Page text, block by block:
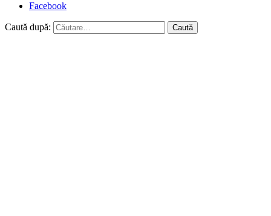
Facebook
Caută după: